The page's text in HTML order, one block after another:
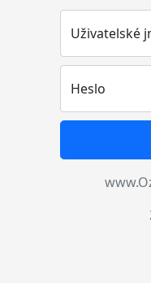
Uživatelské
Heslo